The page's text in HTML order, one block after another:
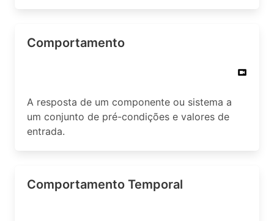
Comportamento
A resposta de um componente ou sistema a
um conjunto de pré-condições e valores de
entrada.
Comportamento Temporal